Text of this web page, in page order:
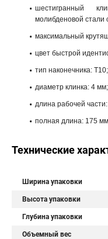
шестигранный
молибденовой стали
максимальный
цвет быстрой
тип наконечника: T10;
диаметр клинка: 4 мм;
длина рабочей
полная длина: 175
Технические
Ширина упаковки
Высота упаковки
Глубина упаковки
Объемный вес